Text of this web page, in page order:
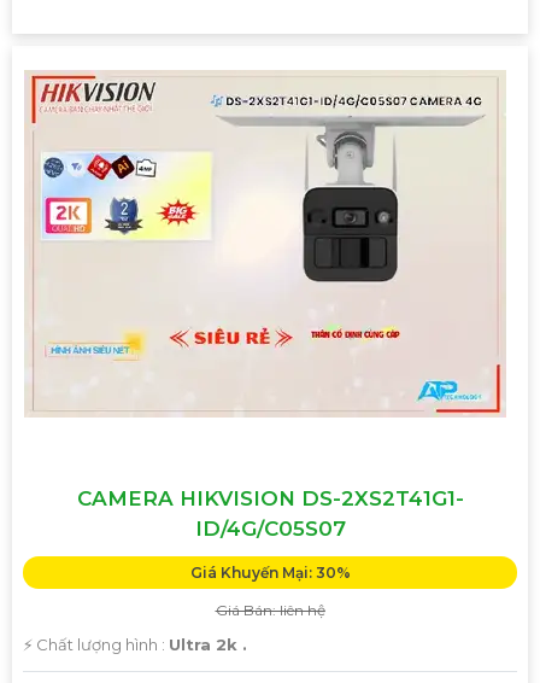
CAMERA HIKVISION DS-2XS2T41G1-
ID/4G/C05S07
Giá Khuyến Mại: 30%
Giá Bán: liên hệ
️⚡ Chất lượng hình : Ultra 2k .